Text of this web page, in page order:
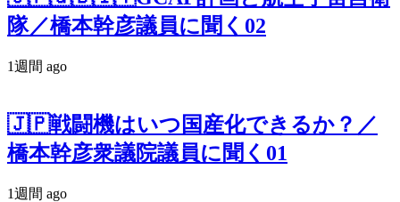
隊／橋本幹彦議員に聞く02
1週間 ago
🇯🇵戦闘機はいつ国産化できるか？／
橋本幹彦衆議院議員に聞く01
1週間 ago